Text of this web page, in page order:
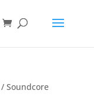
/ Soundcore